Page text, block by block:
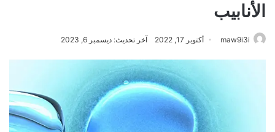
الأنابيب
maw9i3i أكتوبر 17, 2022 آخر تحديث: ديسمبر 6, 2023